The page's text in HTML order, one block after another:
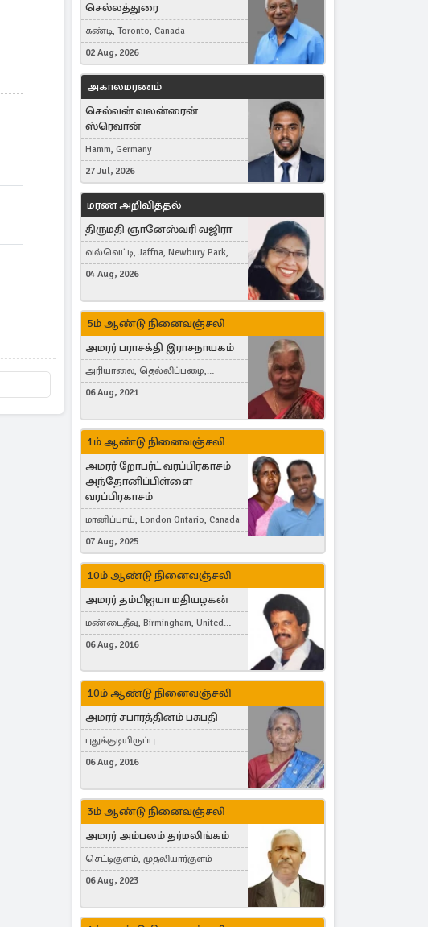
செல்லத்துரை
கண்டி, Toronto, Canada
02 Aug, 2026
அகாலமரணம்
செல்வன் வலன்ரைன்
ஸ்ரெவான்
Hamm, Germany
27 Jul, 2026
மரண அறிவித்தல்
திருமதி ஞானேஸ்வரி வஜிரா
வல்வெட்டி, Jaffna, Newbury Park,
United Kingdom
04 Aug, 2026
5ம் ஆண்டு நினைவஞ்சலி
அமரர் பராசக்தி இராசநாயகம்
அரியாலை, தெல்லிப்பழை,
Montreal, Canada
06 Aug, 2021
1ம் ஆண்டு நினைவஞ்சலி
அமரர் றோபர்ட் வரப்பிரகாசம்
அந்தோனிப்பிள்ளை
வரப்பிரகாசம்
மானிப்பாய், London Ontario, Canada
07 Aug, 2025
10ம் ஆண்டு நினைவஞ்சலி
அமரர் தம்பிஐயா மதியழகன்
மண்டைதீவு, Birmingham, United
Kingdom
06 Aug, 2016
10ம் ஆண்டு நினைவஞ்சலி
அமரர் சபாரத்தினம் பசுபதி
புதுக்குடியிருப்பு
06 Aug, 2016
3ம் ஆண்டு நினைவஞ்சலி
அமரர் அம்பலம் தர்மலிங்கம்
செட்டிகுளம், முதலியார்குளம்
06 Aug, 2023